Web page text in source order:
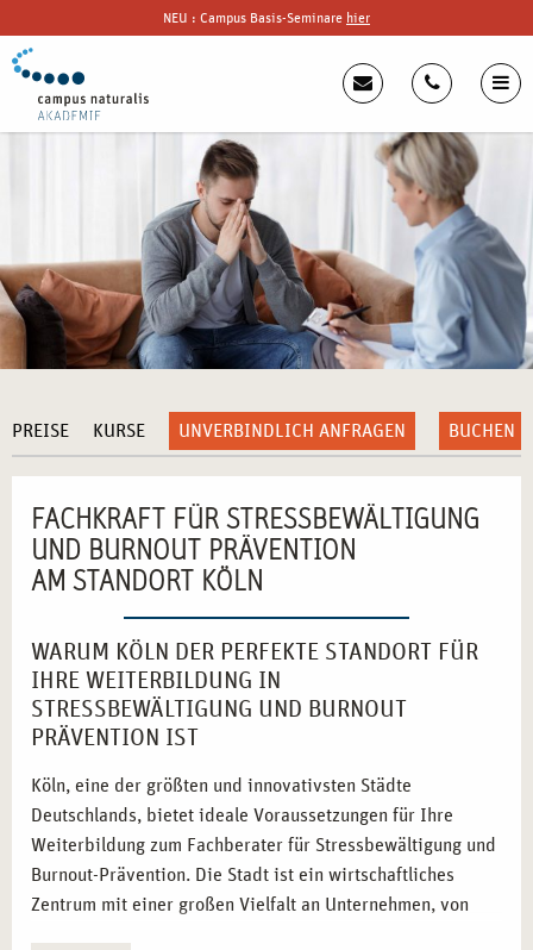
NEU : Campus Basis-Seminare hier
PREISE KURSE UNVERBINDLICH ANFRAGEN BUCHEN
FACHKRAFT FÜR STRESSBEWÄLTIGUNG
UND BURNOUT PRÄVENTION
AM STANDORT KÖLN
WARUM KÖLN DER PERFEKTE STANDORT FÜR
IHRE WEITERBILDUNG IN
STRESSBEWÄLTIGUNG UND BURNOUT
PRÄVENTION IST
Köln, eine der größten und innovativsten Städte
Deutschlands, bietet ideale Voraussetzungen für Ihre
Weiterbildung zum Fachberater für Stressbewältigung und
Burnout-Prävention. Die Stadt ist ein wirtschaftliches
Zentrum mit einer großen Vielfalt an Unternehmen, von